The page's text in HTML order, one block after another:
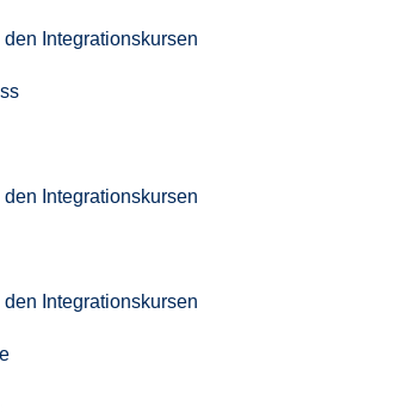
Integrationskursen
Integrationskursen
Integrationskursen